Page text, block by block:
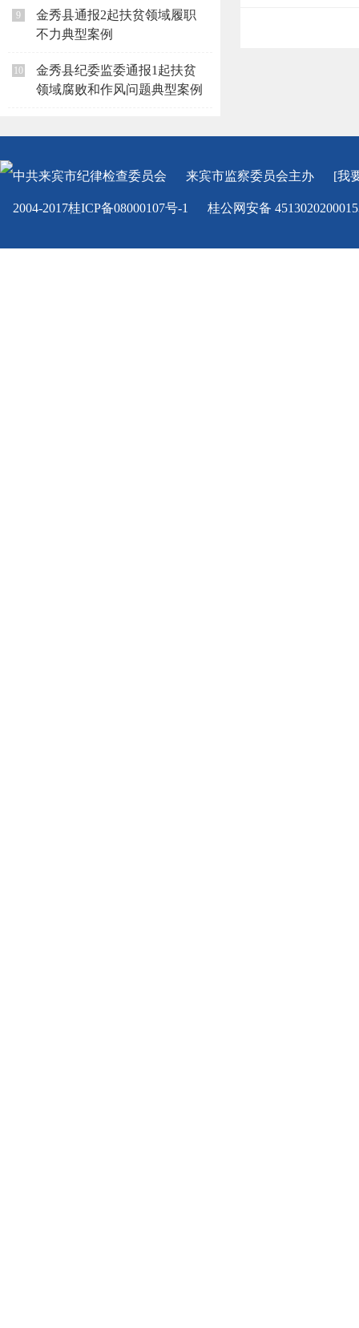
9
金秀县通报2起扶贫领域履职
不力典型案例
10
金秀县纪委监委通报1起扶贫
领域腐败和作风问题典型案例
中共来宾市纪律检查委员会 来宾市监察委员会主办 [我
2004-2017桂ICP备08000107号-1 桂公网安备